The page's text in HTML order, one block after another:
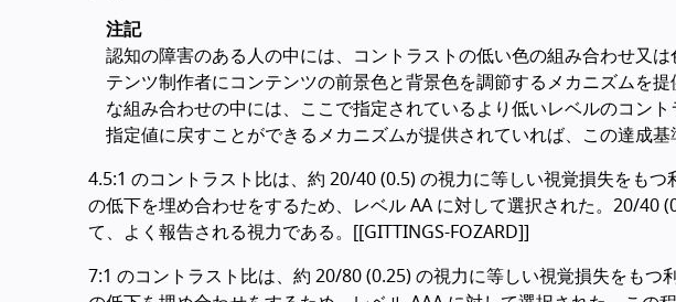
注記
認知の障害のある人の中には、コントラストの低い色の組み合わせ又
テンツ制作者にコンテンツの前景色と背景色を調節するメカニズムを
な組み合わせの中には、ここで指定されているより低いレベルのコン
指定値に戻すことができるメカニズムが提供されていれば、この達成基
4.5:1 のコントラスト比は、約 20/40 (0.5) の視力に等しい視覚損失をも
の低下を埋め合わせをするため、レベル AA に対して選択された。20/40
て、よく報告される視力である。[[GITTINGS-FOZARD]]
7:1 のコントラスト比は、約 20/80 (0.25) の視力に等しい視覚損失をも